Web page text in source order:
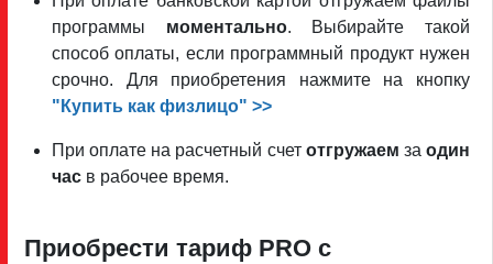
программы моментально. Выбирайте такой
способ оплаты, если программный продукт нужен
срочно. Для приобретения нажмите на кнопку
"Купить как физлицо" >>
При оплате на расчетный счет отгружаем заодин
час в рабочее время.
Приобрести тариф PRO c